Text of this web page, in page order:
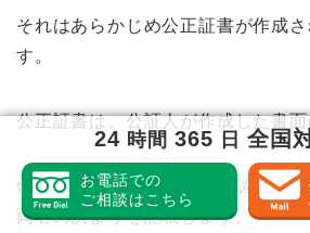
それはあらかじめ公正証書が作成
す。
公正証書は、公証人が作成した書
債務者の前で債務の存在を認めた上
両者の決まりを記載します。
24 時間 365 日 全国
お電話での
ご相談はこちら